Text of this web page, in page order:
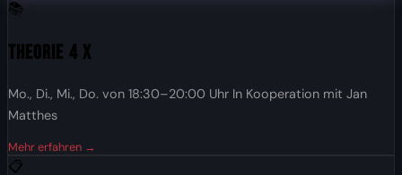
📚
Theorie 4 x
Mo., Di., Mi., Do. von 18:30–20:00 Uhr In Kooperation mit Jan
Matthes
Mehr erfahren →
📋